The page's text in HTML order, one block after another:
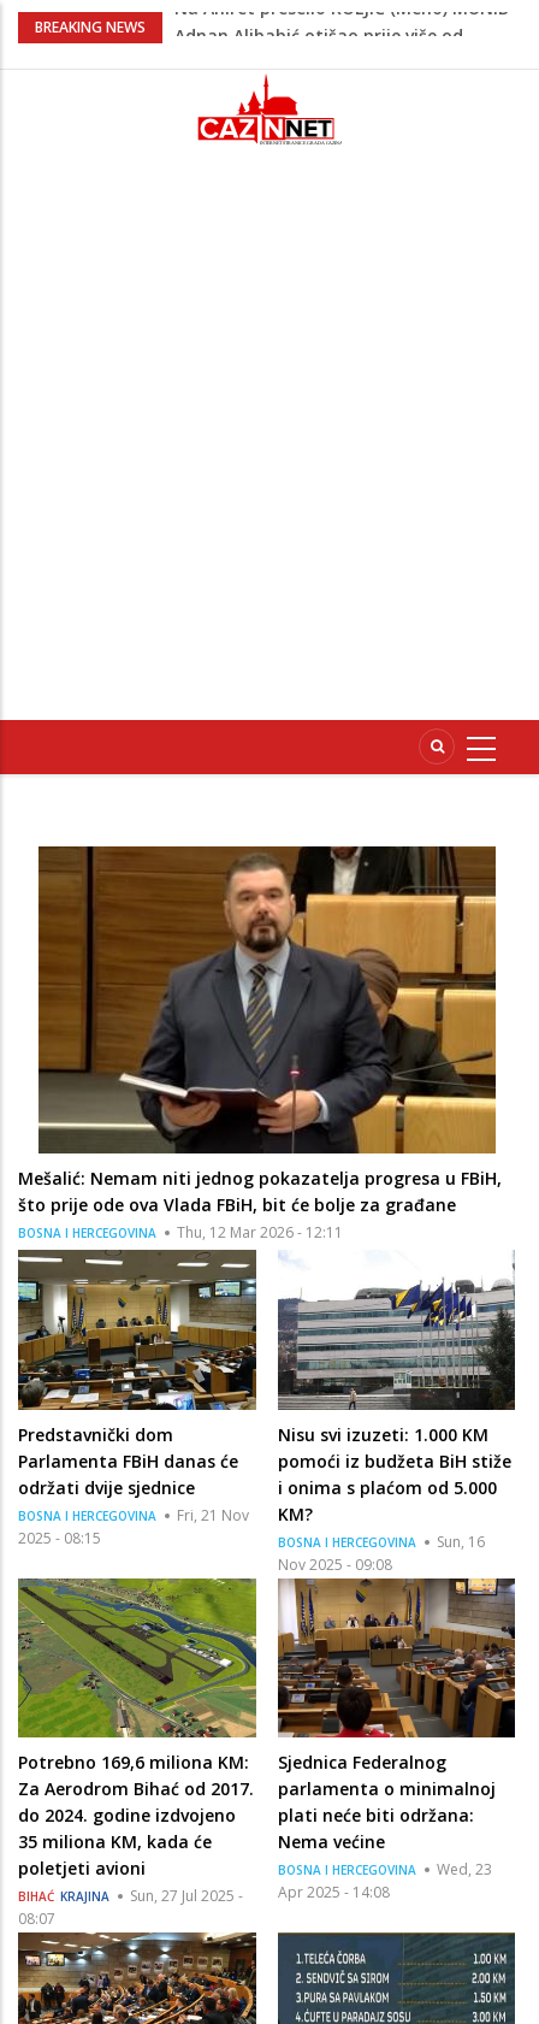
BREAKING NEWS
Adnan Alibabić otišao prije više od
"Preteško je, ali ne odustajemo"
Na mjestu gdje su nedavno poginula
dvojica mladića danas poginuo
Mešalić: Nemam niti jednog pokazatelja progresa u FBiH,
što prije ode ova Vlada FBiH, bit će bolje za građane
BOSNA I HERCEGOVINA Thu, 12 Mar 2026 - 12:11
Predstavnički dom
Parlamenta FBiH danas će
održati dvije sjednice
BOSNA I HERCEGOVINA
Fri, 21 Nov
2025 - 08:15
Nisu svi izuzeti: 1.000 KM
pomoći iz budžeta BiH stiže
i onima s plaćom od 5.000
KM?
BOSNA I HERCEGOVINA
Sun, 16
Nov 2025 - 09:08
Potrebno 169,6 miliona KM:
Za Aerodrom Bihać od 2017.
do 2024. godine izdvojeno
35 miliona KM, kada će
poletjeti avioni
BIHAĆ KRAJINA
Sun, 27 Jul 2025 -
08:07
Sjednica Federalnog
parlamenta o minimalnoj
plati neće biti održana:
Nema većine
BOSNA I HERCEGOVINA
Wed, 23
Apr 2025 - 14:08